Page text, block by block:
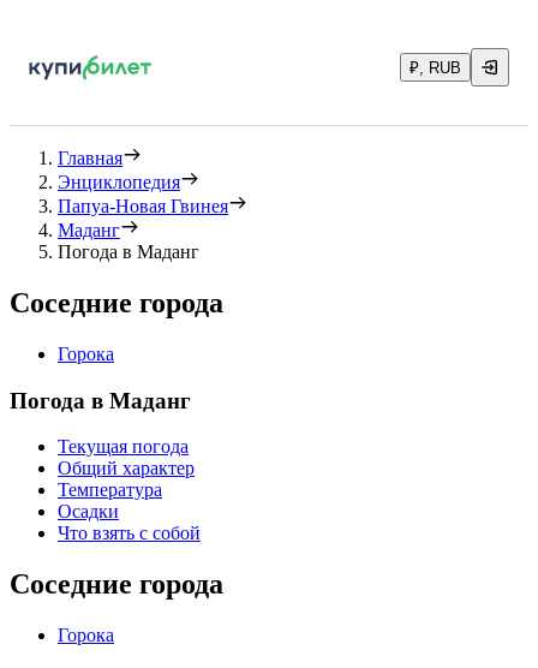
₽, RUB
Главная
Энциклопедия
Папуа-Новая Гвинея
Маданг
Погода в Маданг
Соседние города
Горока
Погода в Маданг
Текущая погода
Общий характер
Температура
Осадки
Что взять с собой
Соседние города
Горока